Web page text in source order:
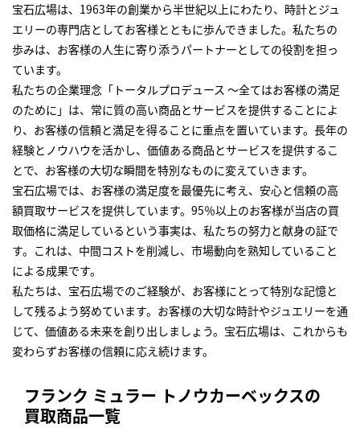
宝石広場は、1963年の創業から半世紀以上にわたり、時計とジュ
エリーの専門店としてお客様とともに歩んできました。私たちの
歩みは、お客様の人生に寄り添うパートナーとしての役割を担っ
ています。
私たちの企業理念「トータルプロデュース ～全てはお客様の満足
のために」は、常に質の高い商品とサービスを提供することによ
り、お客様の信頼と満足を得ることに重点を置いています。長年の
経験とノウハウを活かし、価値ある商品とサービスを提供するこ
とで、お客様の大切な瞬間を特別なものに変えていきます。
宝石広場では、お客様の満足度を最優先に考え、安心と信頼の高
額買取サービスを提供しています。95％以上のお客様が当店の買
取価格に満足しているという事実は、私たちの努力と献身の証で
す。これは、中間コストを削減し、市場動向を熟知していること
による成果です。
私たちは、宝石広場でのご経験が、お客様にとって特別な記憶と
して残るよう努めています。お客様の大切な時計やジュエリーを通
じて、価値ある未来を創り出しましょう。宝石広場は、これからも
変わらずお客様の信頼に応え続けます。
フランク ミュラー トノウカーベックスの
買取商品一覧